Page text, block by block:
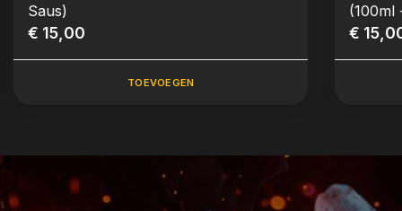
Saus)
€ 15,00
TOEVOEGEN
(100ml
€